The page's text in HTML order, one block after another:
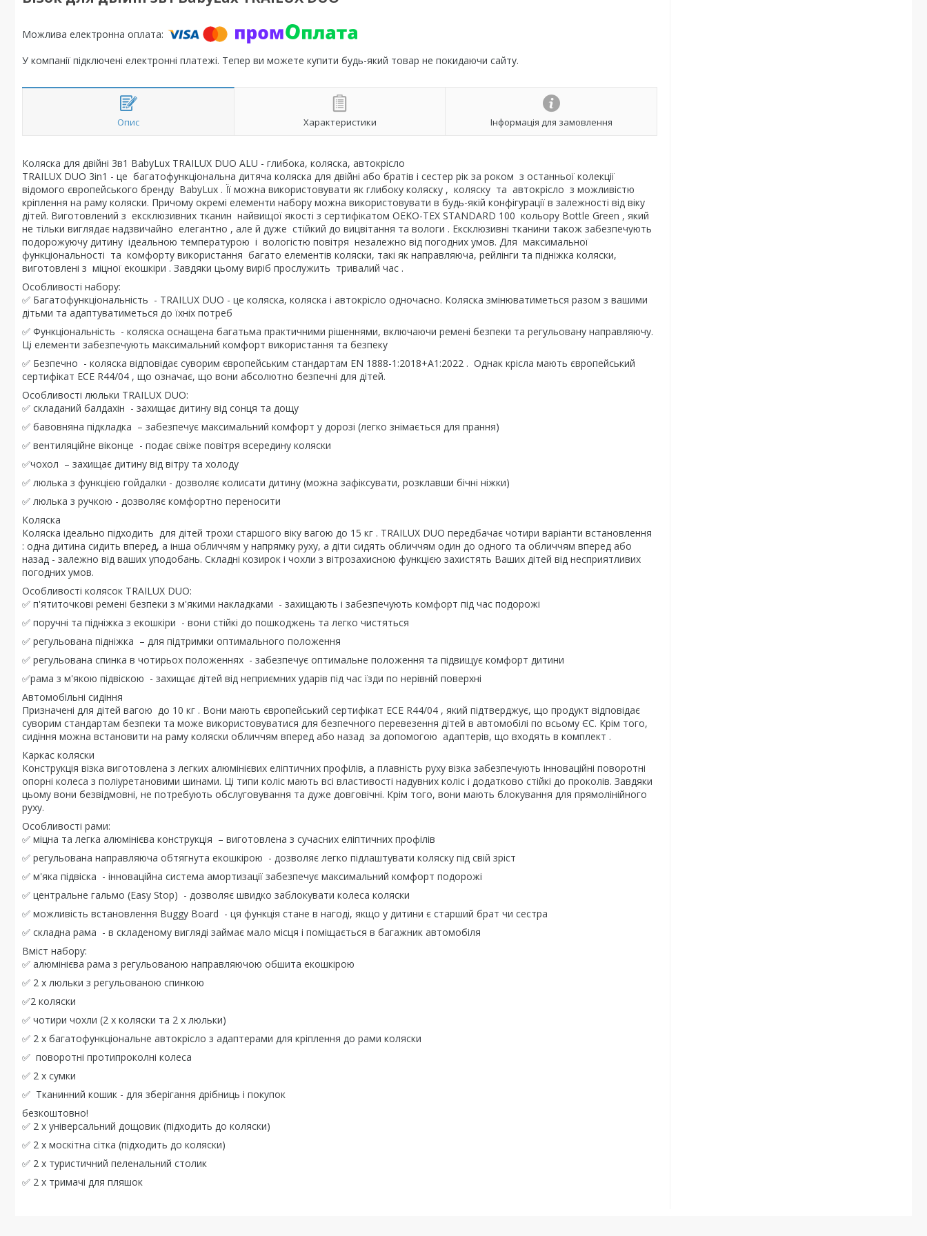
У компанії підключені електронні платежі. Тепер ви можете купити будь-який товар не покидаючи сайту.
Опис Характеристики Інформація для замовлення
Коляска для двійні 3в1 BabyLux TRAILUX DUO ALU - глибока, коляска, автокрісло
TRAILUX DUO 3in1 - це багатофункціональна дитяча коляска для двійні або братів і сестер рік за роком з останньої колекції
відомого європейського бренду BabyLux . Її можна використовувати як глибоку коляску , коляску та автокрісло з можливістю
кріплення на раму коляски. Причому окремі елементи набору можна використовувати в будь-якій конфігурації в залежності від віку
дітей. Виготовлений з ексклюзивних тканин найвищої якості з сертифікатом OEKO-TEX STANDARD 100 кольору Bottle Green , який
не тільки виглядає надзвичайно елегантно , але й дуже стійкий до вицвітання та вологи . Ексклюзивні тканини також забезпечують
подорожуючу дитину ідеальною температурою і вологістю повітря незалежно від погодних умов. Для максимальної
функціональності та комфорту використання багато елементів коляски, такі як направляюча, рейлінги та підніжка коляски,
виготовлені з міцної екошкіри . Завдяки цьому виріб прослужить тривалий час .
Особливості набору:
✅ Багатофункціональність - TRAILUX DUO - це коляска, коляска і автокрісло одночасно. Коляска змінюватиметься разом з вашими
дітьми та адаптуватиметься до їхніх потреб
✅ Функціональність - коляска оснащена багатьма практичними рішеннями, включаючи ремені безпеки та регульовану направляючу.
Ці елементи забезпечують максимальний комфорт використання та безпеку
✅ Безпечно - коляска відповідає суворим європейським стандартам EN 1888-1:2018+A1:2022 . Однак крісла мають європейський
сертифікат ECE R44/04 , що означає, що вони абсолютно безпечні для дітей.
Особливості люльки TRAILUX DUO:
✅ складаний балдахін - захищає дитину від сонця та дощу
✅ бавовняна підкладка – забезпечує максимальний комфорт у дорозі (легко знімається для прання)
✅ вентиляційне віконце - подає свіже повітря всередину коляски
✅чохол – захищає дитину від вітру та холоду
✅ люлька з функцією гойдалки - дозволяє колисати дитину (можна зафіксувати, розклавши бічні ніжки)
✅ люлька з ручкою - дозволяє комфортно переносити
Коляска
Коляска ідеально підходить для дітей трохи старшого віку вагою до 15 кг . TRAILUX DUO передбачає чотири варіанти встановлення
: одна дитина сидить вперед, а інша обличчям у напрямку руху, а діти сидять обличчям один до одного та обличчям вперед або
назад - залежно від ваших уподобань. Складні козирок і чохли з вітрозахисною функцією захистять Ваших дітей від несприятливих
погодних умов.
Особливості колясок TRAILUX DUO:
✅ п'ятиточкові ремені безпеки з м'якими накладками - захищають і забезпечують комфорт під час подорожі
✅ поручні та підніжка з екошкіри - вони стійкі до пошкоджень та легко чистяться
✅ регульована підніжка – для підтримки оптимального положення
✅ регульована спинка в чотирьох положеннях - забезпечує оптимальне положення та підвищує комфорт дитини
✅рама з м'якою підвіскою - захищає дітей від неприємних ударів під час їзди по нерівній поверхні
Автомобільні сидіння
Призначені для дітей вагою до 10 кг . Вони мають європейський сертифікат ECE R44/04 , який підтверджує, що продукт відповідає
суворим стандартам безпеки та може використовуватися для безпечного перевезення дітей в автомобілі по всьому ЄС. Крім того,
сидіння можна встановити на раму коляски обличчям вперед або назад за допомогою адаптерів, що входять в комплект .
Каркас коляски
Конструкція візка виготовлена ​​з легких алюмінієвих еліптичних профілів, а плавність руху візка забезпечують інноваційні поворотні
опорні колеса з поліуретановими шинами. Ці типи коліс мають всі властивості надувних коліс і додатково стійкі до проколів. Завдяки
цьому вони безвідмовні, не потребують обслуговування та дуже довговічні. Крім того, вони мають блокування для прямолінійного
руху.
Особливості рами:
✅ міцна та легка алюмінієва конструкція – виготовлена ​​з сучасних еліптичних профілів
✅ регульована направляюча обтягнута екошкірою - дозволяє легко підлаштувати коляску під свій зріст
✅ м'яка підвіска - інноваційна система амортизації забезпечує максимальний комфорт подорожі
✅ центральне гальмо (Easy Stop) - дозволяє швидко заблокувати колеса коляски
✅ можливість встановлення Buggy Board - ця функція стане в нагоді, якщо у дитини є старший брат чи сестра
✅ складна рама - в складеному вигляді займає мало місця і поміщається в багажник автомобіля
Вміст набору:
✅ алюмінієва рама з регульованою направляючою обшита екошкірою
✅ 2 х люльки з регульованою спинкою
✅2 коляски ​
✅ чотири чохли (2 х коляски та 2 х люльки)
✅ 2 х багатофункціональне автокрісло з адаптерами для кріплення до рами коляски
✅ поворотні протипроколні колеса
✅ 2 х сумки
✅ Тканинний кошик - для зберігання дрібниць і покупок
безкоштовно!
✅ 2 х універсальний дощовик (підходить до коляски)
✅ 2 x москітна сітка (підходить до коляски)
✅ 2 x туристичний пеленальний столик
✅ 2 х тримачі для пляшок